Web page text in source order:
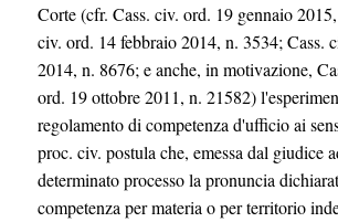
Corte (cfr. Cass. civ. ord. 19 gennaio
civ. ord. 14 febbraio 2014, n. 3534; Cass.
2014, n. 8676; e anche, in motivazione,
ord. 19 ottobre 2011, n. 21582)
regolamento di competenza d'ufficio ai
proc. civ. postula che, emessa dal giudice
determinato processo la pronuncia
competenza per materia o per territorio